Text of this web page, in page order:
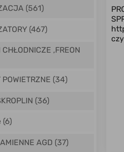
(561)
(467)
CHŁODNICZE ,FREON
POWIETRZNE (34)
(36)
(6)
AGD (37)